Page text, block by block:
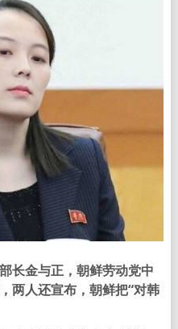
长金与正，朝鲜劳动党中
两人还宣布，朝鲜把“对韩